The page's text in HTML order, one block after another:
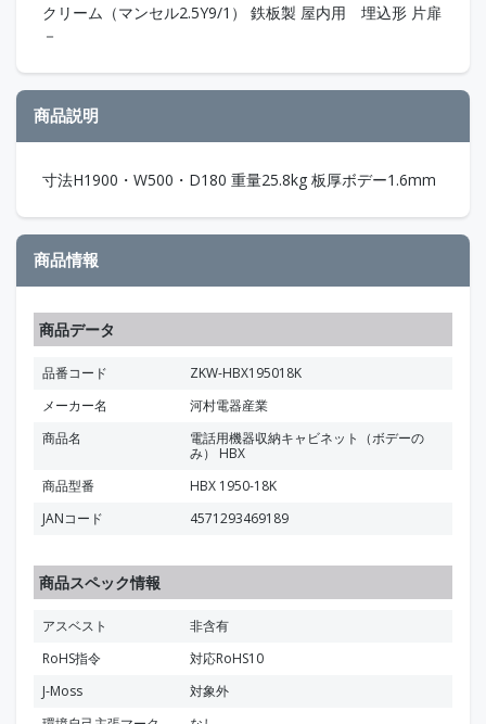
クリーム（マンセル2.5Y9/1） 鉄板製 屋内用 埋込形 片扉
－
商品説明
寸法H1900・W500・D180 重量25.8kg 板厚ボデー1.6mm
商品情報
商品データ
品番コード
ZKW-HBX195018K
メーカー名
河村電器産業
商品名
電話用機器収納キャビネット（ボデーの
み） HBX
商品型番
HBX 1950-18K
JANコード
4571293469189
商品スペック情報
アスベスト
非含有
RoHS指令
対応RoHS10
J-Moss
対象外